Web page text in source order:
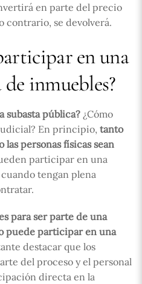
en parte del precio
contrario, se devolverá.
en una
inmuebles?
subasta pública? ¿Cómo
En principio, tanto
las personas físicas sean
participar en una
tengan plena
para ser parte de una
puede participar en una
destacar que los
del proceso y el personal
directa en la